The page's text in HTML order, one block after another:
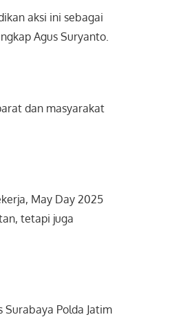
aksi ini sebagai
Agus Suryanto.
dan masyarakat
May Day 2025
tetapi juga
Polda Jatim